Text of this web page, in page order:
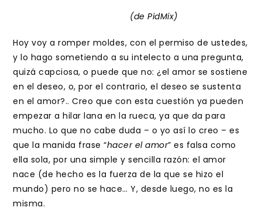
(de PidMix)
Hoy voy a romper moldes, con el permiso de ustedes,
y lo hago sometiendo a su intelecto a una pregunta,
quizá capciosa, o puede que no: ¿el amor se sostiene
en el deseo, o, por el contrario, el deseo se sustenta
en el amor?.. Creo que con esta cuestión ya pueden
empezar a hilar lana en la rueca, ya que da para
mucho. Lo que no cabe duda – o yo así lo creo – es
que la manida frase “hacer el amor” es falsa como
ella sola, por una simple y sencilla razón: el amor
nace (de hecho es la fuerza de la que se hizo el
mundo) pero no se hace… Y, desde luego, no es la
misma.